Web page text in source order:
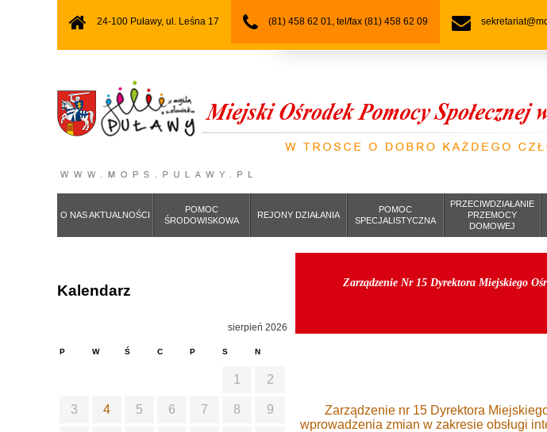
24-100 Puławy, ul. Leśna 17 (81) 458 62 01, tel/fax (81) 458 62 09
O NAS AKTUALNOŚCI
POMOC
ŚRODOWISKOWA
REJONY DZIAŁANIA
POMOC
SPECJALISTYCZNA
PRZECIWDZIAŁANIE
PRZEMOCY
DOMOWEJ
Zarządzenie Nr 15 Dyrektora Miejskiego
Zarządzenie nr 15 Dyrektora
wprowadzenia zmian w zakresie obsługi
Kalendarz
sierpień 2026
P W Ś C P S N
1 2
3 4 5 6 7 8 9